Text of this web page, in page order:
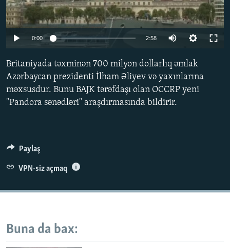
İNFOQRAFIKA
KARIKATURA
AZƏRBAYCAN ƏDƏBIYYATI KITABXANASI
İSLAM VƏ DEMOKRATIYA
İZ - MƏDƏNIYYƏT PROQRAMI
MISSIYAMIZ
PEŞƏ ETIKASI VƏ JURNALISTIKA STANDARTLARIMIZ
MATERIALLARIMIZDAN ISTIFADƏ
AZADLIQRADIOSU MOBIL TELEFONUNUZDA
BIZIMLƏ ƏLAQƏ
XƏBƏR BÜLLETENLƏRIMIZ
BIZI IZLƏ
RFE/RL-in bütün saytları
240p 480p
0:00 2:58
360p
480p
Britaniyada təxminən 700 milyon dollarlıq əmlak
Azərbaycan prezidenti İlham Əliyev və yaxınlarına
məxsusdur. Bunu BAJK tərəfdaşı olan OCCRP yeni
"Pandora sənədləri" araşdırmasında bildirir.
Paylaş
VPN-siz açmaq
Buna da bax: